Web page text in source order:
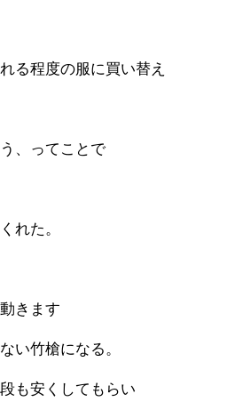
る程度の服に買い替え
、ってことで
れた。
きます
い竹槍になる。
も安くしてもらい